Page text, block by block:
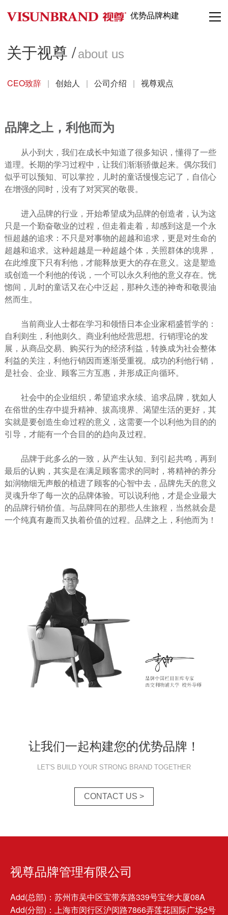
优势品牌构建
关于视尊 /about us
CEO致辞 | 创始人 | 公司介绍 | 视尊观点
品牌之上，利他而为
从小到大，我们在成长中知道了很多知识，懂得了一些
道理。长期的学习过程中，让我们渐渐骄傲起来。偶尔我们
似乎可以预知、可以掌控，儿时的童话慢慢忘记了，自信心
在增强的同时，没有了对冥冥的敬畏。
进入品牌的行业，开始希望成为品牌的创造者，认为这
只是一个勤奋敬业的过程，但走着走着，却感到这是一个永
恒超越的追求：不只是对事物的超越和追求，更是对生命的
超越和追求。这种超越是一种超越个体，关照群体的境界，
在此维度下只有利他，才能释放更大的存在意义。这是塑造
或创造一个利他的传说，一个可以永久利他的意义存在。恍
惚间，儿时的童话又在心中泛起，那种久违的神奇和敬畏油
然而生。
当前商业人士都在学习和领悟日本企业家稻盛哲学的：
自利则生，利他则久。商业利他经营思想。行销理论的发
展，从商品交易、购买行为的经济利益，转换成为社会整体
利益的关注，利他行销因而逐渐受重视。成功的利他行销，
是社会、企业、顾客三方互惠，并形成正向循环。
社会中的企业组织，希望追求永续、追求品牌，犹如人
在俗世的生存中提升精神、拔高境界、渴望生活的更好，其
实就是要创造生命过程的意义，这需要一个以利他为目的的
引导，才能有一个合目的的趋向及过程。
品牌于此多么的一致，从产生认知、到引起共鸣，再到
最后的认购，其实是在满足顾客需求的同时，将精神的养分
如润物细无声般的植进了顾客的心智中去，品牌先天的意义
灵魂升华了每一次的品牌体验。可以说利他，才是企业最大
的品牌行销价值。与品牌同在的那些人生旅程，当然就会是
一个纯真有趣而又执着价值的过程。品牌之上，利他而为！
让我们一起构建您的优势品牌！
LET'S BUILD YOUR STRONG BRAND TOGETHER
CONTACT US >
视尊品牌管理有限公司
Add(总部)：苏州市吴中区宝带东路339号宝华大厦08A
Add(分部)：上海市闵行区沪闵路7866弄莲花国际广场2号